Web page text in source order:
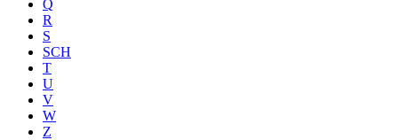
Q
R
S
SCH
T
U
V
W
Z